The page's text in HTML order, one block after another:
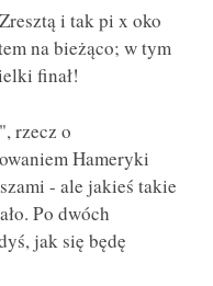
i tak pi x oko
na bieżąco; w tym
finał!
rzecz o
Hameryki
- ale jakieś takie
Po dwóch
jak się będę